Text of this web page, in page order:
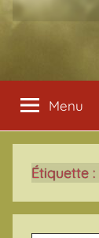
Menu
Étiquette :